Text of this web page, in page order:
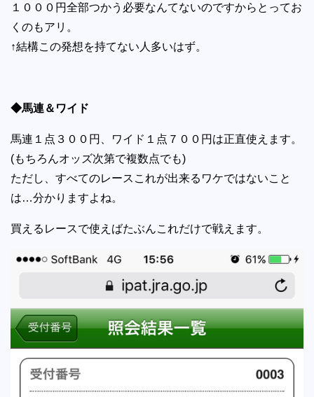
１０００円全部つかう必要なんてないのですからとってお
くのもアリ。
↑結構この発想を持てない人多いはず。
◆馬連＆ワイド
馬連１点３００円、ワイド１点７００円は正直使えます。
(もちろんオッズ次第で複数点でも)
ただし、すべてのレースこれが出来るワケではないこと
は…分かりますよね。
買えるレースで使えばたぶんこれだけで戦えます。